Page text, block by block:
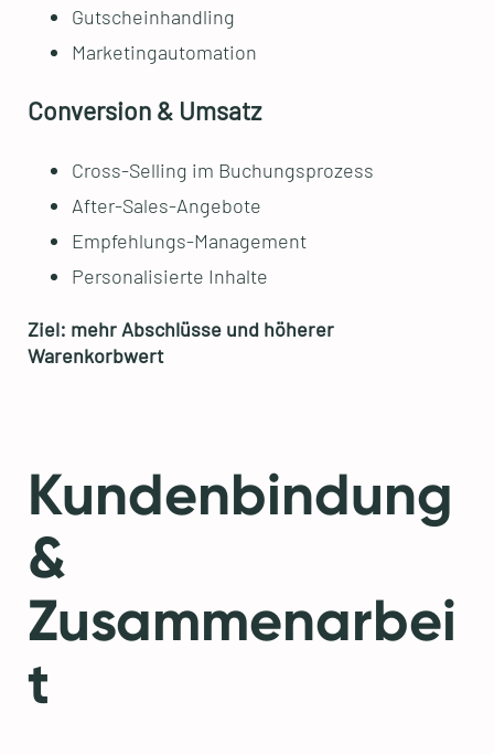
Gutscheinhandling
Marketingautomation
Conversion & Umsatz
Cross-Selling im Buchungsprozess
After-Sales-Angebote
Empfehlungs-Management
Personalisierte Inhalte
Ziel: mehr Abschlüsse und höherer
Warenkorbwert
Kundenbindung
&
Zusammenarbei
t